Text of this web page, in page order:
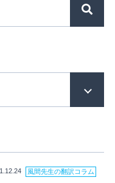
風間先生の翻訳コラム